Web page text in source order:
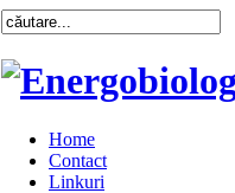
Home
Contact
Linkuri